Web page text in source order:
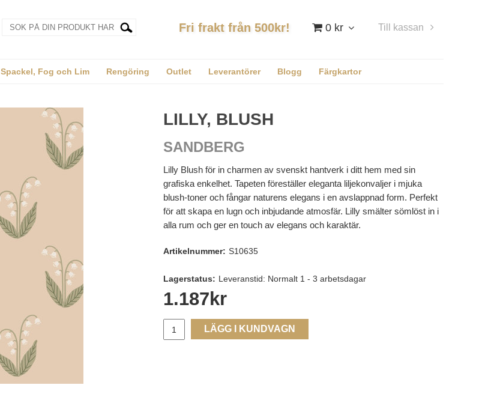
0 kr Till kassan
Fri frakt från 500kr!
Spackel, Fog och Lim Rengöring Outlet Leverantörer Blogg Färgkartor
LILLY, BLUSH
SANDBERG
Lilly Blush för in charmen av svenskt hantverk i ditt hem med sin
grafiska enkelhet. Tapeten föreställer eleganta liljekonvaljer i mjuka
blush-toner och fångar naturens elegans i en avslappnad form. Perfekt
för att skapa en lugn och inbjudande atmosfär. Lilly smälter sömlöst in i
alla rum och ger en touch av elegans och karaktär.
Artikelnummer: S10635
Lagerstatus: Leveranstid: Normalt 1 - 3 arbetsdagar
1.187 kr
LÄGG I KUNDVAGN